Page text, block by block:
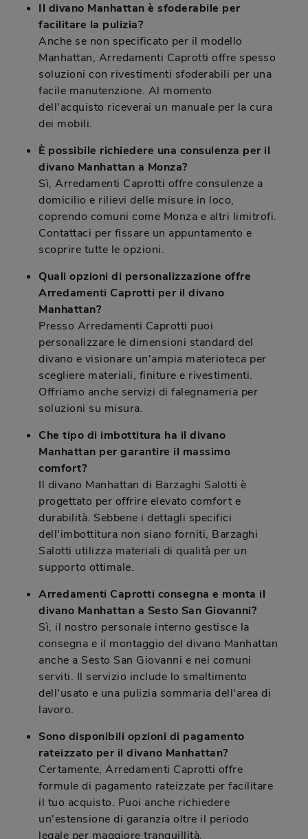
Il divano Manhattan è sfoderabile per
facilitare la pulizia?
Anche se non specificato per il modello
Manhattan, Arredamenti Caprotti offre spesso
soluzioni con rivestimenti sfoderabili per una
facile manutenzione. Al momento
dell'acquisto riceverai un manuale per la cura
dei mobili.
È possibile richiedere una consulenza per il
divano Manhattan a Monza?
Sì, Arredamenti Caprotti offre consulenze a
domicilio e rilievi delle misure in loco,
coprendo comuni come Monza e altri limitrofi.
Contattaci per fissare un appuntamento e
scoprire tutte le opzioni.
Quali opzioni di personalizzazione offre
Arredamenti Caprotti per il divano
Manhattan?
Presso Arredamenti Caprotti puoi
personalizzare le dimensioni standard del
divano e visionare un'ampia materioteca per
scegliere materiali, finiture e rivestimenti.
Offriamo anche servizi di falegnameria per
soluzioni su misura.
Che tipo di imbottitura ha il divano
Manhattan per garantire il massimo
comfort?
Il divano Manhattan di Barzaghi Salotti è
progettato per offrire elevato comfort e
durabilità. Sebbene i dettagli specifici
dell'imbottitura non siano forniti, Barzaghi
Salotti utilizza materiali di qualità per un
supporto ottimale.
Arredamenti Caprotti consegna e monta il
divano Manhattan a Sesto San Giovanni?
Sì, il nostro personale interno gestisce la
consegna e il montaggio del divano Manhattan
anche a Sesto San Giovanni e nei comuni
serviti. Il servizio include lo smaltimento
dell'usato e una pulizia sommaria dell'area di
lavoro.
Sono disponibili opzioni di pagamento
rateizzato per il divano Manhattan?
Certamente, Arredamenti Caprotti offre
formule di pagamento rateizzate per facilitare
il tuo acquisto. Puoi anche richiedere
un'estensione di garanzia oltre il periodo
legale per maggiore tranquillità.